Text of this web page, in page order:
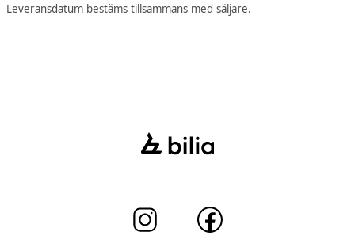
Leveransdatum bestäms tillsammans med säljare.